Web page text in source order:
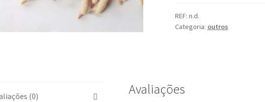
REF: n.d.
Categoria: outros
(0) Avaliações